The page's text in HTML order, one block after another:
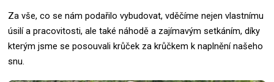
Za vše, co se nám podařilo vybudovat, vděčíme nejen vlastnímu
úsilí a pracovitosti, ale také náhodě a zajímavým setkáním, díky
kterým jsme se posouvali krůček za krůčkem k naplnění našeho
snu.